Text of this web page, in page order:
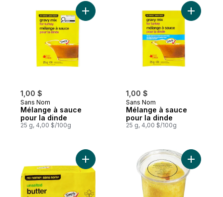
1,00 $
Sans Nom
Mélange à sauce
pour la dinde
25 g, 4,00 $/100g
Ajouter Mélange à sauce pour la dinde
1,00 $
Sans Nom
Mélange à sauce
pour la dinde
25 g, 4,00 $/100g
Ajouter
Ajouter Beurre non salé au panierAjouter